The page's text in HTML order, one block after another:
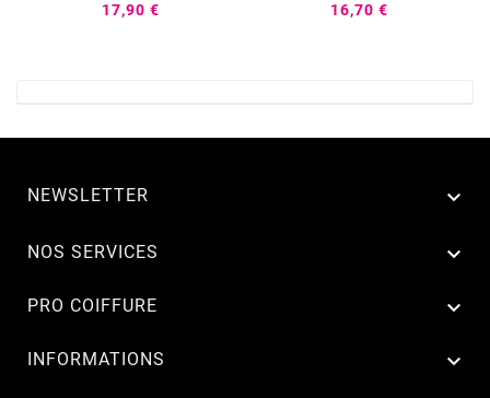
17,90 € 16,70 €
NEWSLETTER 
NOS SERVICES 
PRO COIFFURE 
INFORMATIONS 